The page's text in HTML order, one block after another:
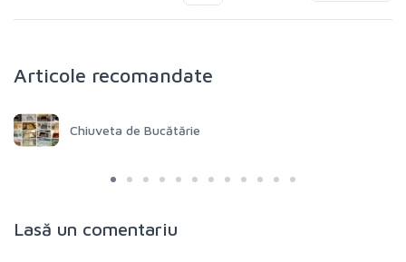
Articole recomandate
Chiuveta de Bucătărie
Lasă un comentariu